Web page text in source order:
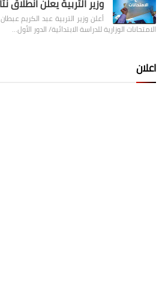
وزير التربية يعلن انطلاق
أعلن وزير التربية عبد الكريم
الامتحانات الوزارية للدراسة الابتدائية/ الدور الأول…
اعلان